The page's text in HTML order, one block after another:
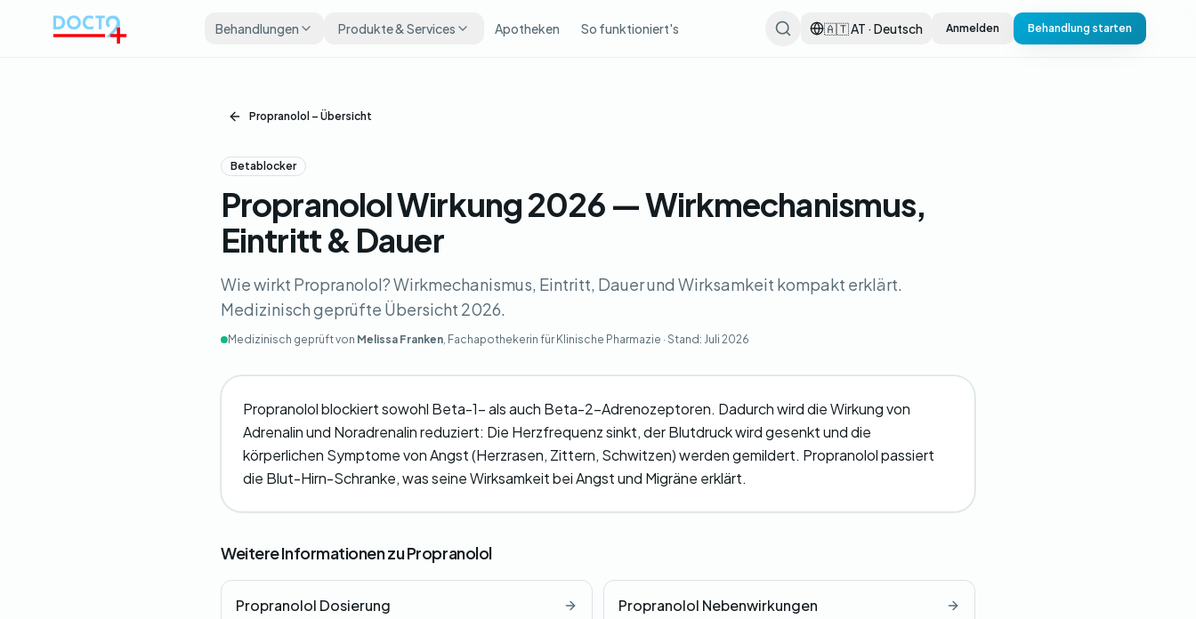
Behandlungen
Produkte & Services Apotheken So funktioniert's 🇦🇹 AT · Deutsch Anmelden Behandlung starten
Propranolol – Übersicht
Betablocker
Propranolol Wirkung 2026 — Wirkmechanismus,
Eintritt & Dauer
Wie wirkt Propranolol? Wirkmechanismus, Eintritt, Dauer und Wirksamkeit kompakt erklärt.
Medizinisch geprüfte Übersicht 2026.
Medizinisch geprüft von Melissa Franken, Fachapothekerin für Klinische Pharmazie · Stand: Juli 2026
Propranolol blockiert sowohl Beta-1- als auch Beta-2-Adrenozeptoren. Dadurch wird die Wirkung von
Adrenalin und Noradrenalin reduziert: Die Herzfrequenz sinkt, der Blutdruck wird gesenkt und die
körperlichen Symptome von Angst (Herzrasen, Zittern, Schwitzen) werden gemildert. Propranolol passiert
die Blut-Hirn-Schranke, was seine Wirksamkeit bei Angst und Migräne erklärt.
Weitere Informationen zu Propranolol
Propranolol Dosierung Propranolol Nebenwirkungen